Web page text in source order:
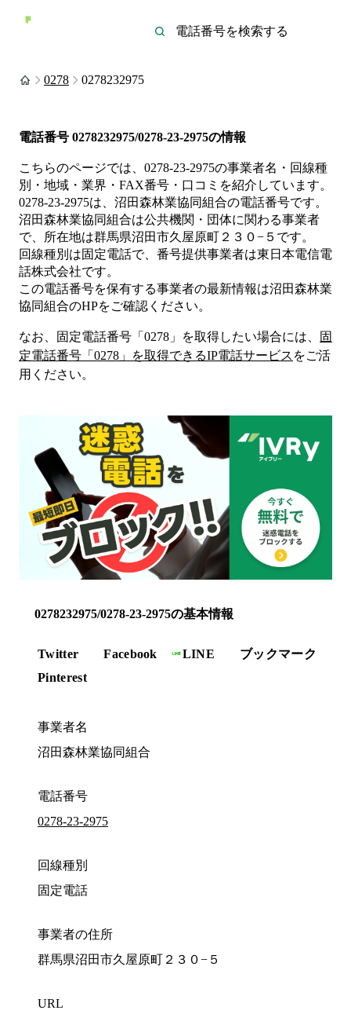
0278 0278232975
電話番号 0278232975/0278-23-2975の情報
こちらのページでは、 0278-23-2975の事業者名・回線種
別・地域・業界・FAX番号・口コミを紹介しています。
0278-23-2975は、 沼田森林業協同組合の電話番号です。
沼田森林業協同組合は公共機関・団体に関わる事業者
で、所在地は群馬県沼田市久屋原町２３０−５ です。
回線種別は固定電話で、番号提供事業者は東日本電信電
話株式会社です。
この電話番号を保有する事業者の最新情報は沼田森林業
協同組合のHPをご確認ください。
なお、固定電話番号「 0278 」を取得したい場合には、
固
定電話番号「 0278 」を取得できるIP電話サービス をご活
用ください。
0278232975/0278-23-2975の基本情報
Twitter Facebook LINE
ブックマーク
Pinterest
事業者名
沼田森林業協同組合
電話番号
0278-23-2975
回線種別
固定電話
事業者の住所
群馬県沼田市久屋原町２３０−５
URL